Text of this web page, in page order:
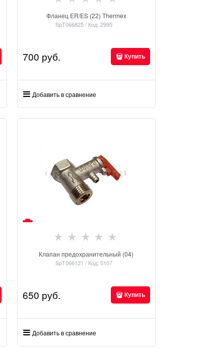
Фланец ER/ES (22) Thermex
SpT066825 / Код: 2995
700 руб. Купить
Добавить в сравнение
Клапан предохранительный (04)
SpT066121 / Код: 0107
650 руб. Купить
Добавить в сравнение